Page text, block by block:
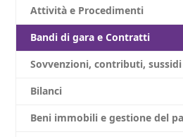
Attività e Procedimenti
Bandi di gara e Contratti
Sovvenzioni, contributi, sussidi
Bilanci
Beni immobili e gestione del